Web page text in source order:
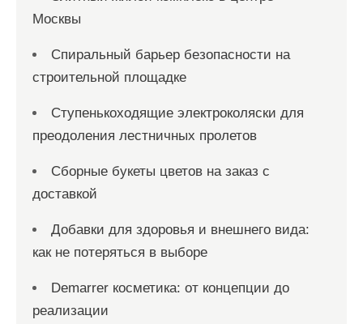
Москвы
Спиральный барьер безопасности на
строительной площадке
Ступенькоходящие электроколяски для
преодоления лестничных пролетов
Сборные букеты цветов на заказ с
доставкой
Добавки для здоровья и внешнего вида:
как не потеряться в выборе
Demarrer косметика: от концепции до
реализации